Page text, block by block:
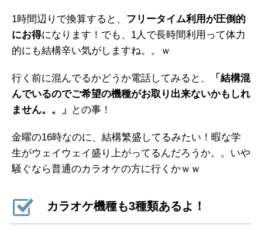
1時間辺りで換算すると、 フリータイム利用が圧倒的
にお得になります！でも、1人で長時間利用って体力
的にも結構辛い気がしますね。。ｗ
行く前に混んでるかどうか電話してみると、
「結構混
んでいるのでご希望の機種がお取り出来ないかもしれ
ません。。」
との事！
金曜の16時なのに、結構繁盛してるみたい！暇な学
生がウェイウェイ盛り上がってるんだろうか。。いや
騒ぐなら普通のカラオケの方に行くかｗｗ
カラオケ機種も3種類あるよ！